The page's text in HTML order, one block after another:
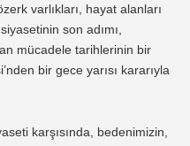
varlıkları, hayat alanları
son adımı,
mücadele tarihlerinin bir
bir gece yarısı kararıyla
karşısında, bedenimizin,